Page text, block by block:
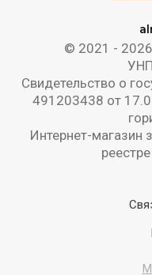
© 2021 -
Свидетельство о
491203438 от
Интернет-магазин